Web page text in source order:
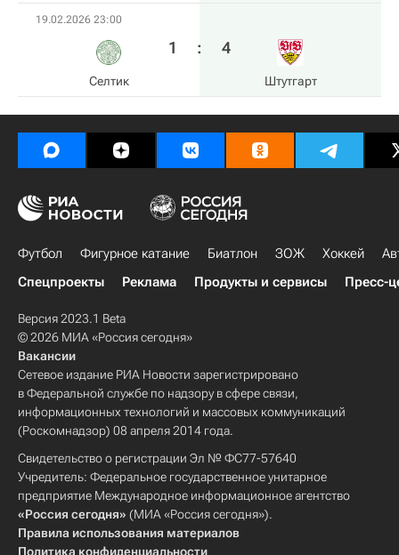
19.02.2026 23:00
Селтик
1 : 4
Штутгарт
Футбол Фигурное катание Биатлон ЗОЖ Хоккей
Спецпроекты
Реклама Продукты и сервисы Пресс-
Версия 2023.1 Beta
© 2026 МИА «Россия сегодня»
Вакансии
Сетевое издание РИА Новости зарегистрировано
в Федеральной службе по надзору в сфере связи,
информационных технологий и массовых коммуникаций
(Роскомнадзор) 08 апреля 2014 года.
Свидетельство о регистрации Эл № ФС77-57640
Учредитель: Федеральное государственное унитарное
предприятие Международное информационное агентство
«Россия сегодня» (МИА «Россия сегодня»).
Правила использования материалов
Политика конфиденциальности